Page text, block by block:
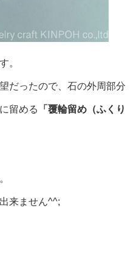
。
だったので、石の外周部分
留める 「覆輪留め（ふくり
来ません^^;